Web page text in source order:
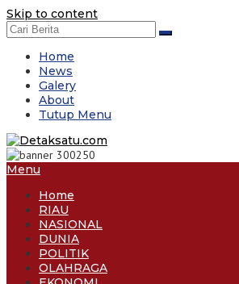
Skip to content
Home
News
Galery
About
Tutup Menu
Menu
Home
RIAU
NASIONAL
DUNIA
POLITIK
OLAHRAGA